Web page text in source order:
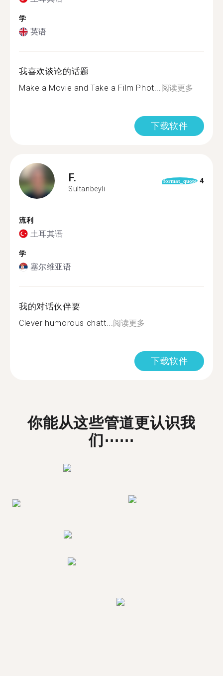
学
英语
我喜欢谈论的话题
Make a Movie and Take a Film Phot...阅读更多
下载软件
F.
Sultanbeyli
format_quote 4
流利
土耳其语
学
塞尔维亚语
我的对话伙伴要
Clever humorous chatt...阅读更多
下载软件
你能从这些管道更认识我
们⋯⋯